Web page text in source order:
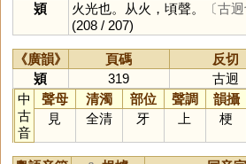
熲
火光也。从火，頃聲。
〔古迥
(208 / 207)
《廣韻》 頁碼 反切
熲
319
古迥
中
古
音
聲母 清濁 部位 聲調 韻攝
見
全清 牙 上 梗